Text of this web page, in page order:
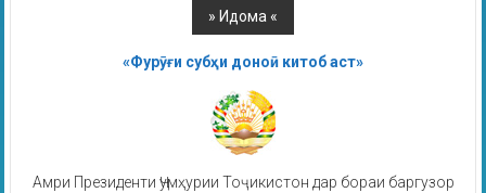
«Фурӯғи субҳи доноӣ китоб аст»
Амри Президенти Ҷумҳурии Тоҷикистон дар бораи баргузор